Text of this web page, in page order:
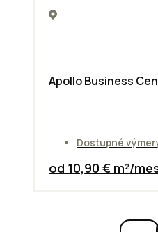
Apollo Business
Dostupné
od 10,90 € m²/